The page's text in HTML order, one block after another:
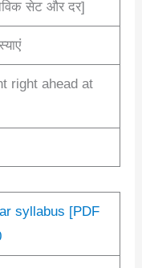
सेट और दर]
right ahead at
syllabus [PDF